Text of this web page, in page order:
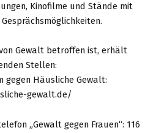
Kinofilme und Stände mit
Gewalt betroffen ist, erhält
Stellen:
gegen Häusliche Gewalt:
gewalt.de/
„Gewalt gegen Frauen“: 116